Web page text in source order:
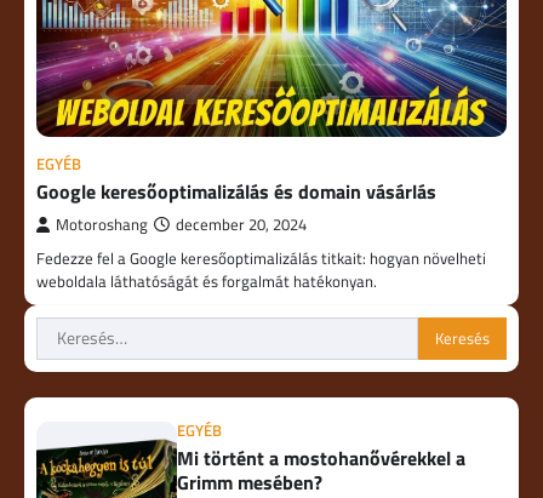
EGYÉB
Google keresőoptimalizálás és domain vásárlás
Motoroshang december 20, 2024
Fedezze fel a Google keresőoptimalizálás titkait: hogyan növelheti
weboldala láthatóságát és forgalmát hatékonyan.
Keresés:
EGYÉB
Mi történt a mostohanővérekkel a
Grimm mesében?